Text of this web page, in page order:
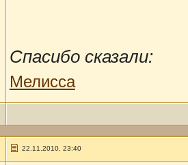
Спасибо сказали:
Мелисса
22.11.2010, 23:40